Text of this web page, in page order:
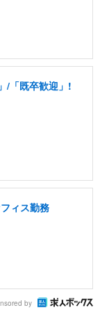
/「既卒歓迎」!
ィス勤務
by